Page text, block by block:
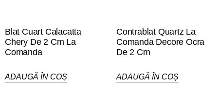
Blat Cuart Calacatta
Chery De 2 Cm La
Comanda
ADAUGĂ ÎN COȘ
Contrablat Quartz La
Comanda Decore Ocra
De 2 Cm
ADAUGĂ ÎN COȘ